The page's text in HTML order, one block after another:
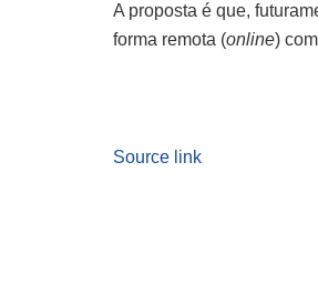
A proposta é que,
forma remota (online)
Source link